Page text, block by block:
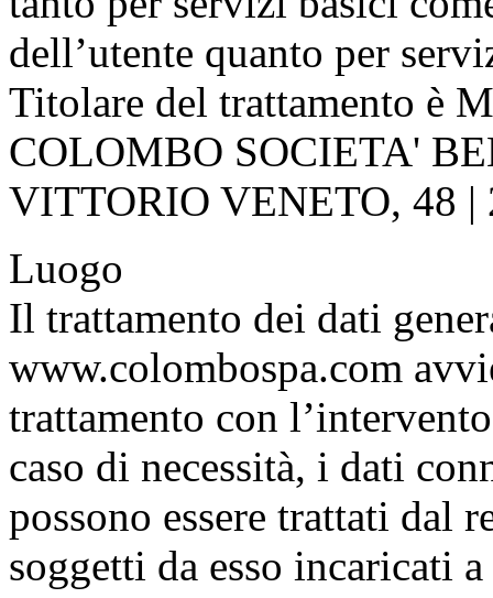
dell’utente quanto per
Titolare del trattamento è
COLOMBO SOCIETA'
VITTORIO VENETO, 48 |
Luogo
Il trattamento dei dati
www.colombospa.com
trattamento con
caso di necessità, i dati
possono essere trattati dal
soggetti da esso incaricati